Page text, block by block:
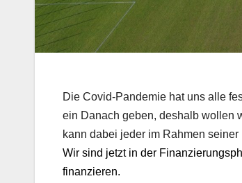
Die Covid-Pandemie hat uns alle
ein Danach geben, deshalb wollen
kann dabei jeder im Rahmen
Wir sind jetzt in der
finanzieren.